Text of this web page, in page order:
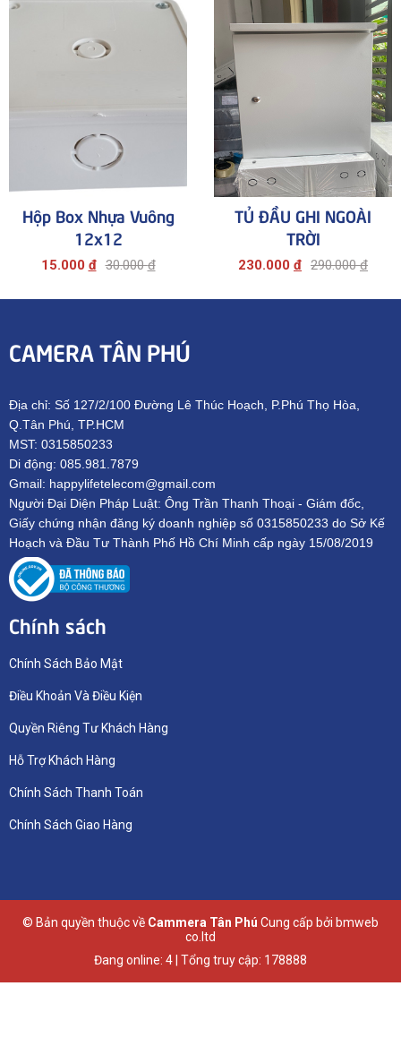
Hộp Box Nhựa Vuông
12x12
15.000 đ 30.000đ
TỦ ĐẦU GHI NGOÀI
TRỜI
230.000 đ 290.000đ
CAMERA TÂN PHÚ
Địa chỉ: Số 127/2/100 Đường Lê Thúc Hoạch, P.Phú Thọ Hòa,
Q.Tân Phú, TP.HCM
MST: 0315850233
Di động: 085.981.7879
Gmail: happylifetelecom@gmail.com
Người Đại Diện Pháp Luật: Ông Trần Thanh Thoại - Giám đốc,
Giấy chứng nhận đăng ký doanh nghiệp số 0315850233 do Sở Kế
Hoạch và Đầu Tư Thành Phố Hồ Chí Minh cấp ngày 15/08/2019
Chính sách
Chính Sách Bảo Mật
Điều Khoản Và Điều Kiện
Quyền Riêng Tư Khách Hàng
Hỗ Trợ Khách Hàng
Chính Sách Thanh Toán
Chính Sách Giao Hàng
© Bản quyền thuộc về Cammera Tân Phú Cung cấp bởi bmweb
co.ltd
Đang online: 4 | Tổng truy cập: 178888